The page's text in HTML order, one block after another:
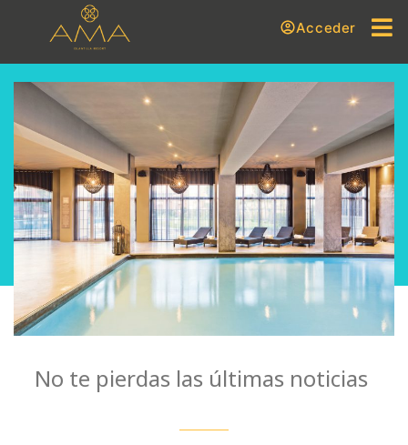
Acceder
No te pierdas las últimas noticias